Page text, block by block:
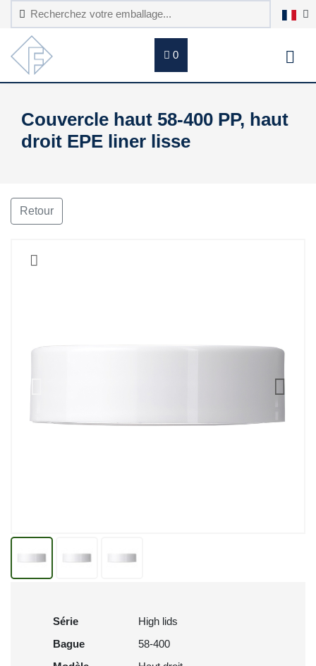
0
Couvercle haut 58-400 PP, haut
droit EPE liner lisse
Retour
Série
High lids
Bague
58-400